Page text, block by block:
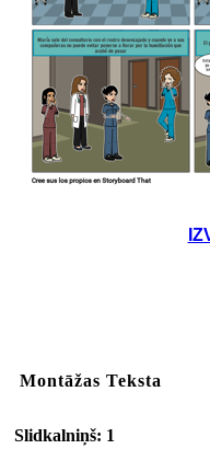
Montāžas Teksta
Slidkalniņš: 1